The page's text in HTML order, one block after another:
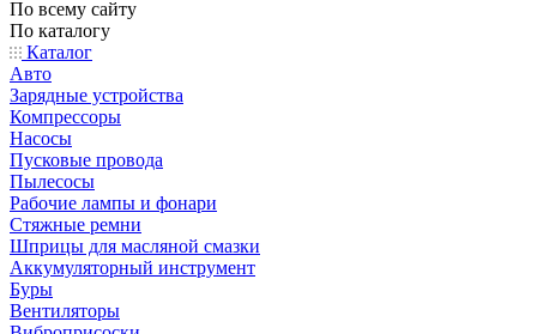
По всему сайту
По каталогу
Каталог
Авто
Зарядные устройства
Компрессоры
Насосы
Пусковые провода
Пылесосы
Рабочие лампы и фонари
Стяжные ремни
Шприцы для масляной смазки
Аккумуляторный инструмент
Буры
Вентиляторы